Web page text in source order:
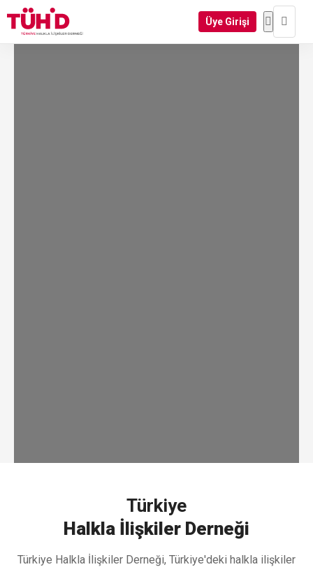
Üye Girişi
Türkiye
Halkla İlişkiler Derneği
Türkiye Halkla İlişkiler Derneği, Türkiye'deki halkla ilişkiler